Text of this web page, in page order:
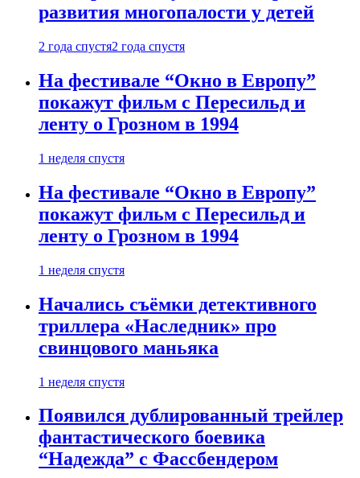
развития многопалости у детей
2 года спустя2 года спустя
На фестивале “Окно в Европу”
покажут фильм с Пересильд и
ленту о Грозном в 1994
1 неделя спустя
На фестивале “Окно в Европу”
покажут фильм с Пересильд и
ленту о Грозном в 1994
1 неделя спустя
Начались съёмки детективного
триллера «Наследник» про
свинцового маньяка
1 неделя спустя
Появился дублированный трейлер
фантастического боевика
“Надежда” с Фассбендером